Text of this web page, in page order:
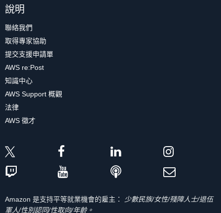
說明
聯絡我們
取得專家協助
提交支援申請單
AWS re:Post
知識中心
AWS Support 概觀
法律
AWS 徵才
Amazon 是支持平等就業機會的雇主：
少數民族/女性/殘障人士/退伍
軍人/性別認同/性取向/年齡。